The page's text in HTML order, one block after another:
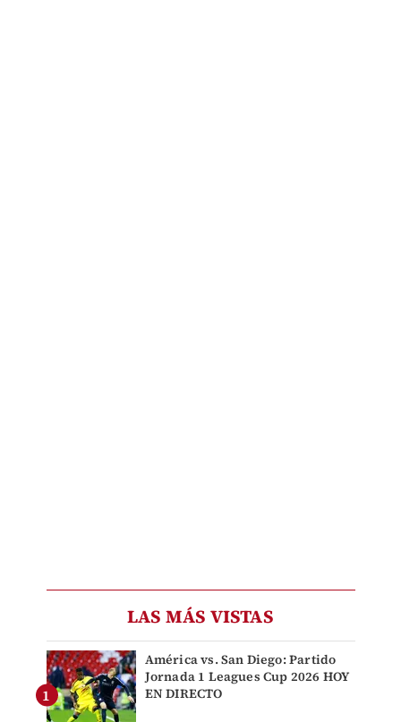
LAS MÁS VISTAS
América vs. San Diego: Partido
Jornada 1 Leagues Cup 2026 HOY
EN DIRECTO